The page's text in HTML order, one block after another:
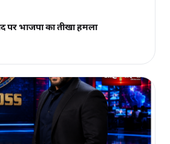
पर भाजपा का तीखा हमला